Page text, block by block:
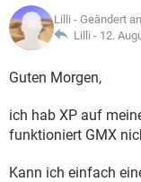
FACEBOOK
WHATSAPP
FACEBOOK
ANDROID
WINDOWS 10
SPIELE
ANDROID
WINDOWS 10
WHATSAPP
LEXIKON
WINDOWS 10
Lilli - Geändert
Lilli - 12.
Guten Morgen,
ich hab XP auf
funktioniert GMX
Kann ich einfach